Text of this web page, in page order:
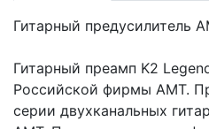
Гитарный предусилитель
Гитарный преамп K2
Российской фирмы AMT.
серии двухканальных